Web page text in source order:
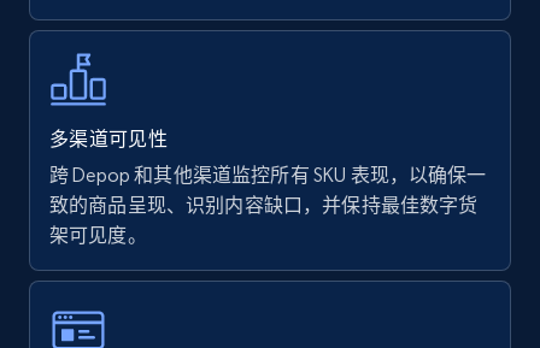
Walmart - products - Find new products by
using specific category URL
URL, Final price, Sku, Currency, Gtin,
Specifications, Image urls, Top reviews, and
more.
多渠道可见性
跨 Depop 和其他渠道监控所有 SKU 表现，以确保一
致的商品呈现、识别内容缺口，并保持最佳数字货
架可见度。